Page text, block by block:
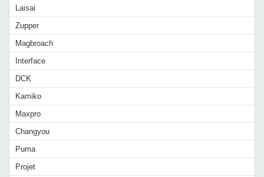
Laisai
Zupper
Magbroach
Interface
DCK
Kamiko
Maxpro
Changyou
Puma
Projet